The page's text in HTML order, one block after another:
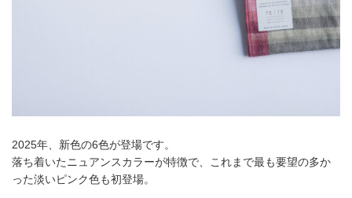
2025年、新色の6色が登場です。
落ち着いたニュアンスカラーが特徴で、これまで最も要望の多か
った淡いピンク色も初登場。